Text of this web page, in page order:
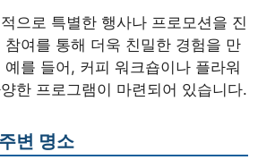
으로 특별한 행사나 프로모션을 진
참여를 통해 더욱 친밀한 경험을 만
를 들어, 커피 워크숍이나 플라워
한 프로그램이 마련되어 있습니다.
변 명소